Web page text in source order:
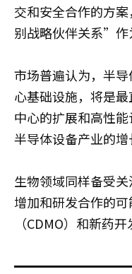
交和安全合作的方
别战略伙伴关系”作
市场普遍认为，半
心基础设施，将是
中心的扩展和高性
半导体设备产业的增
生物领域同样备受
增加和研发合作的
（CDMO）和新药